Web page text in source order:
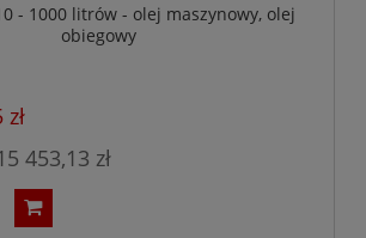
- 1000 litrów - olej maszynowy, olej
obiegowy
453,13 zł